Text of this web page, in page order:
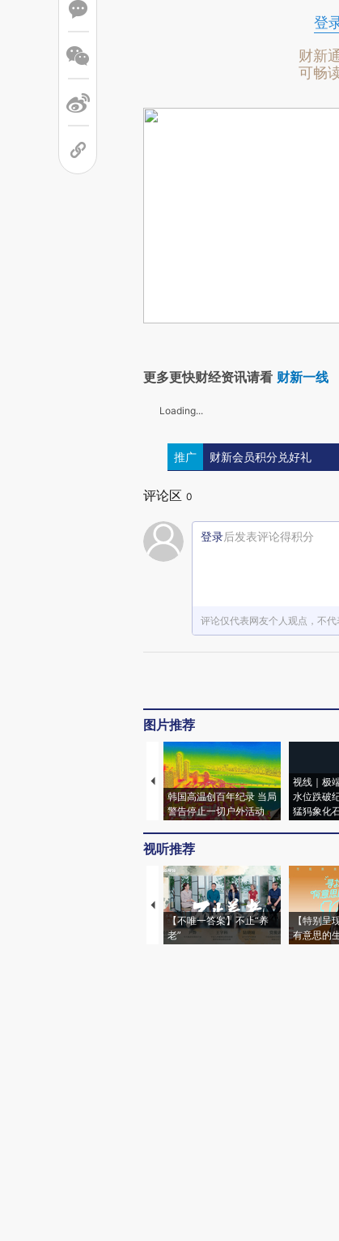
登
财新
可畅
更多更快财经资讯请看 财新一线
Loading...
推广 财新会员积分兑好礼
评论区 0
登录后发表评论得积分
评论仅代表网友个人观点，不
图片推荐
韩国高温创百年纪录 当局
警告停止一切户外活动
视线｜极
水位跌破
猛犸象化
视听推荐
【不唯一答案】不止“养
老”
【特别呈
有意思的